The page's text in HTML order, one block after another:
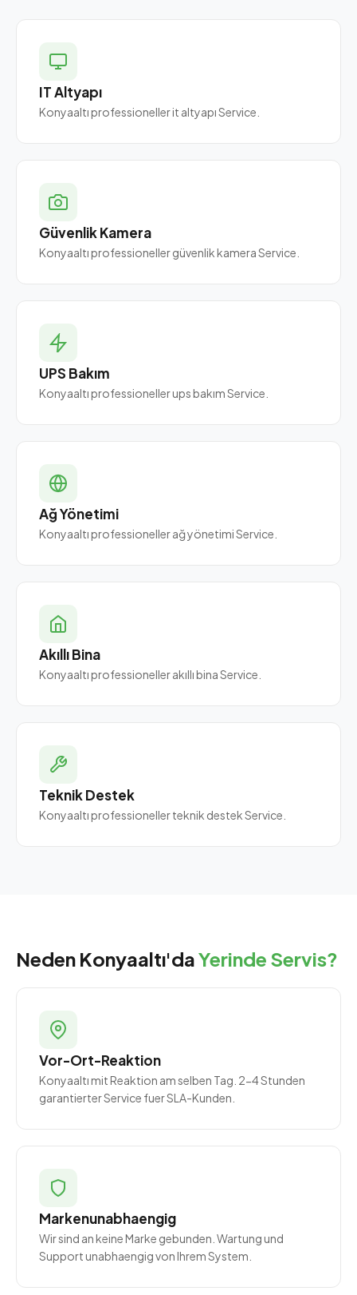
IT Altyapı
Konyaaltı professioneller it altyapı Service.
Güvenlik Kamera
Konyaaltı professioneller güvenlik kamera Service.
UPS Bakım
Konyaaltı professioneller ups bakım Service.
Ağ Yönetimi
Konyaaltı professioneller ağ yönetimi Service.
Akıllı Bina
Konyaaltı professioneller akıllı bina Service.
Teknik Destek
Konyaaltı professioneller teknik destek Service.
Neden Konyaaltı'daYerinde Servis?
Vor-Ort-Reaktion
Konyaaltı mit Reaktion am selben Tag. 2-4 Stunden
garantierter Service fuer SLA-Kunden.
Markenunabhaengig
Wir sind an keine Marke gebunden. Wartung und
Support unabhaengig von Ihrem System.